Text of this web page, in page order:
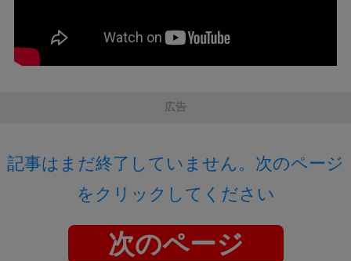
広告
記事はまだ終了していません。次のページ
をクリックしてください
次のページ